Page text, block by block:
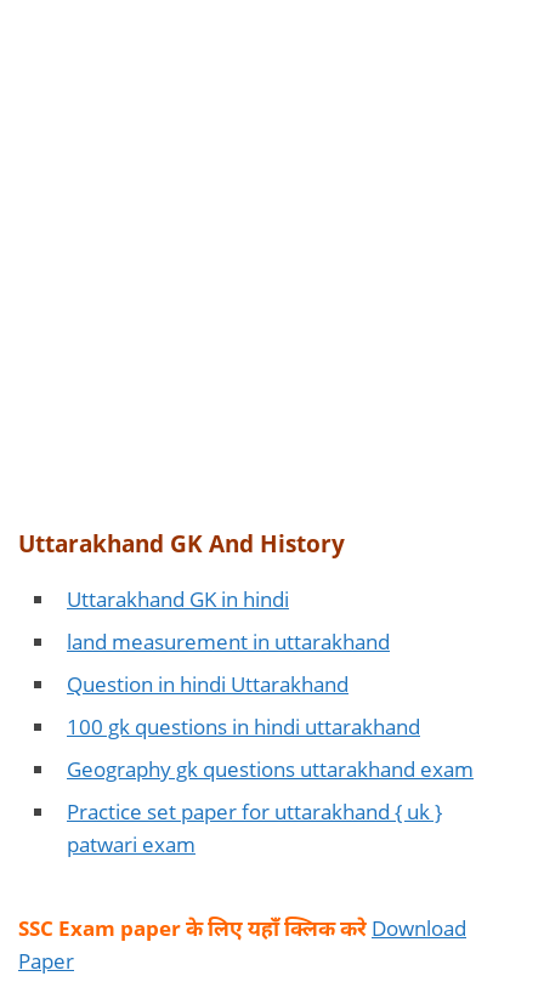
Uttarakhand GK And History
Uttarakhand GK in hindi
land measurement in uttarakhand
Question in hindi Uttarakhand
100 gk questions in hindi uttarakhand
Geography gk questions uttarakhand exam
Practice set paper for uttarakhand { uk }
patwari exam
SSC Exam paper के लिए यहाँ क्लिक करे Download
Paper